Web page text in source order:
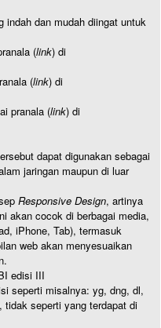
indah dan mudah diingat untuk
(link) di
(link) di
pranala (link) di
dapat digunakan sebagai
jaringan maupun di luar
Responsive Design, artinya
akan cocok di berbagai media,
iPhone, Tab), termasuk
web akan menyesuaikan
edisi III
seperti misalnya: yg, dng, dl,
seperti yang terdapat di